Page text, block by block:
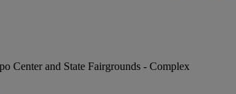
Center and State Fairgrounds - Complex